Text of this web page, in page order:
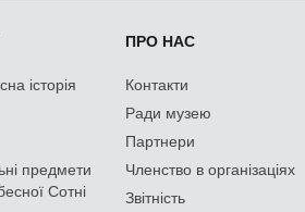
історія
предмети
Сотні
ПРО НАС
Контакти
Ради музею
Партнери
Членство в організаціях
Звітність